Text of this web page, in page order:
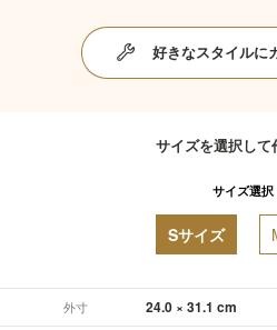
好きなスタイルに
サイズを選択して
サイズ選択
Sサイズ
外寸 24.0 × 31.1 cm